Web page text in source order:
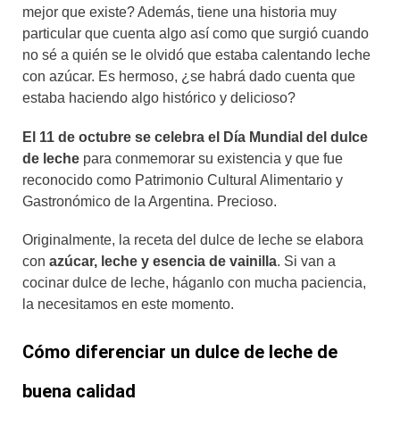
mejor que existe? Además, tiene una historia muy
particular que cuenta algo así como que surgió cuando
no sé a quién se le olvidó que estaba calentando leche
con azúcar. Es hermoso, ¿se habrá dado cuenta que
estaba haciendo algo histórico y delicioso?
El 11 de octubre se celebra el Día Mundial del dulce
de leche para conmemorar su existencia y que fue
reconocido como Patrimonio Cultural Alimentario y
Gastronómico de la Argentina. Precioso.
Originalmente, la receta del dulce de leche se elabora
con azúcar, leche y esencia de vainilla. Si van a
cocinar dulce de leche, háganlo con mucha paciencia,
la necesitamos en este momento.
Cómo diferenciar un dulce de leche de
buena calidad